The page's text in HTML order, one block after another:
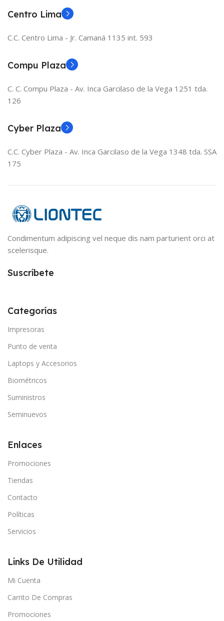
Centro Lima
C.C. Centro Lima - Jr. Camaná 1135 int. 593
Compu Plaza
C. C. Compu Plaza - Av. Inca Garcilaso de la Vega 1251 tda.
126
Cyber Plaza
C.C. Cyber Plaza - Av. Inca Garcilaso de la Vega 1348 tda. SSA
175
Condimentum adipiscing vel neque dis nam parturient orci at
scelerisque.
Suscríbete
Categorías
Impresoras
Punto de venta
Laptops y Accesorios
Biométricos
Suministros
Seminuevos
Enlaces
Promociones
Tiendas
Contacto
Políticas
Servicios
Links De Utilidad
Mi Cuenta
Carrito De Compras
Promociones